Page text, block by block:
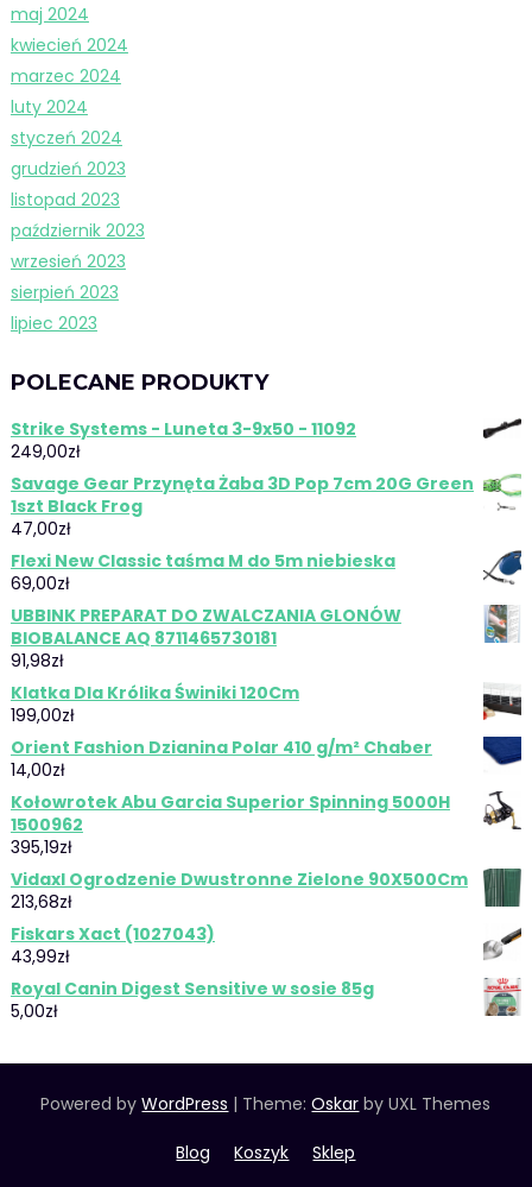
maj 2024
kwiecień 2024
marzec 2024
luty 2024
styczeń 2024
grudzień 2023
listopad 2023
październik 2023
wrzesień 2023
sierpień 2023
lipiec 2023
POLECANE PRODUKTY
Strike Systems - Luneta 3-9x50 - 11092
249,00zł
Savage Gear Przynęta Żaba 3D Pop 7cm 20G Green
1szt Black Frog
47,00zł
Flexi New Classic taśma M do 5m niebieska
69,00zł
UBBINK PREPARAT DO ZWALCZANIA GLONÓW
BIOBALANCE AQ 8711465730181
91,98zł
Klatka Dla Królika Świniki 120Cm
199,00zł
Orient Fashion Dzianina Polar 410 g/m² Chaber
14,00zł
Kołowrotek Abu Garcia Superior Spinning 5000H
1500962
395,19zł
Vidaxl Ogrodzenie Dwustronne Zielone 90X500Cm
213,68zł
Fiskars Xact (1027043)
43,99zł
Royal Canin Digest Sensitive w sosie 85g
5,00zł
Powered byWordPress | Theme:Oskar by UXL Themes
Blog Koszyk Sklep